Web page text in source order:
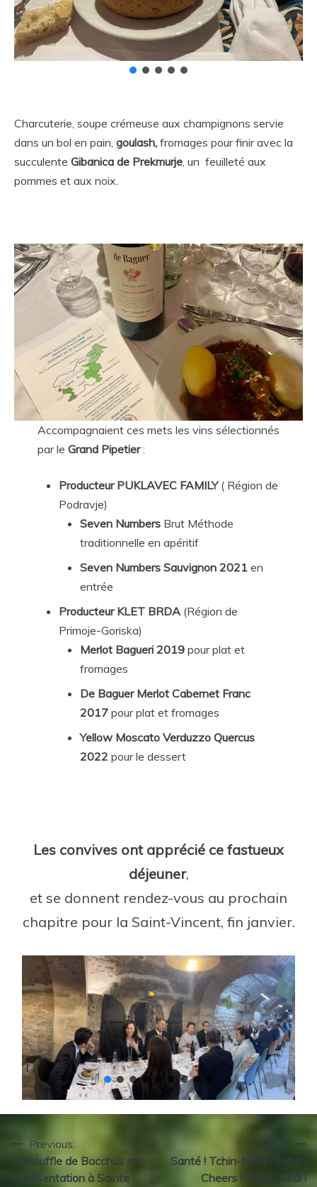
Charcuterie, soupe crémeuse aux champignons servie
dans un bol en pain, goulash, fromages pour finir avec la
succulente Gibanica de Prekmurje , un feuilleté aux
pommes et aux noix.
Accompagnaient ces mets les vins sélectionnés
par le Grand Pipetier:
Producteur PUKLAVEC FAMILY( Région de
Podravje)
Seven NumbersBrut Méthode
traditionnelle en apéritif
Seven Numbers Sauvignon 2021en
entrée
Producteur KLET BRDA(Région de
Primoje-Goriska)
Merlot Bagueri 2019 pour plat et
fromages
De Baguer Merlot Cabernet Franc
2017pour plat et fromages
Yellow Moscato Verduzzo Quercus
2022 pour le dessert
Les convives ont apprécié ce fastueux
déjeuner,
et se donnent rendez-vous au prochain
chapitre pour la Saint-Vincent, fin janvier.
Navigation
de
Previous:
Le Souffle de Bacchus en
représentation à Sainte
Next:
Santé ! Tchin-tchin ! Salud !
Cheers ! Prost ! Skâl !